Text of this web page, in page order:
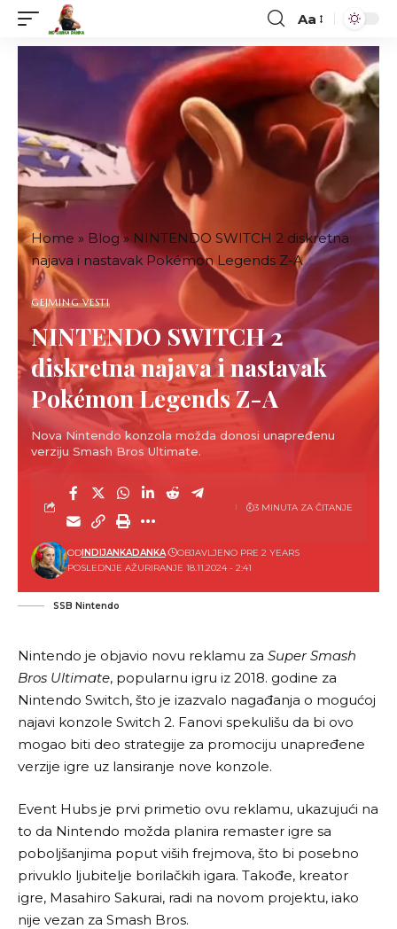
Font
Resizer
Aa
Home » Blog» NINTENDO SWITCH 2 diskretna
najava i nastavak Pokémon Legends Z-A
GEJMING VESTI
NINTENDO SWITCH 2
diskretna najava i nastavak
Pokémon Legends Z-A
Nova Nintendo konzola možda donosi unapređenu
verziju Smash Bros Ultimate.
POSLEDNJE AŽURIRANJE 18.11.2024 - 2:41
ODINDIJANKADANKA OBJAVLJENO PRE 2 YEARS
3 MINUTA ZA ČITANJE
SSB Nintendo
Nintendo je objavio novu reklamu za Super Smash
Bros Ultimate, popularnu igru iz 2018. godine za
Nintendo Switch, što je izazvalo nagađanja o mogućoj
najavi konzole Switch 2. Fanovi spekulišu da bi ovo
mogao biti deo strategije za promociju unapređene
verzije igre uz lansiranje nove konzole.
Event Hubs je prvi primetio ovu reklamu, ukazujući na
to da Nintendo možda planira remaster igre sa
poboljšanjima poput viših frejmova, što bi posebno
privuklo ljubitelje borilačkih igara. Takođe, kreator
igre, Masahiro Sakurai, radi na novom projektu, iako
nije vezan za Smash Bros.